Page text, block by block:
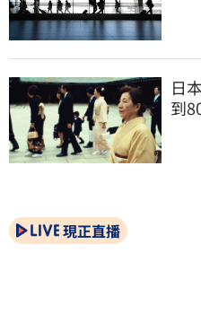
日
到
現正直播